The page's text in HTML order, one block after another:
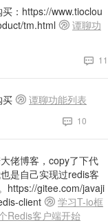
：https://www.tioclou
tm.html
谭聊功
11
买 谭聊功能列表
10
佬博客，copy了下代
是自己实现过redis客
https://gitee.com/javaji
client
学习T-io框
Redis客户端开始